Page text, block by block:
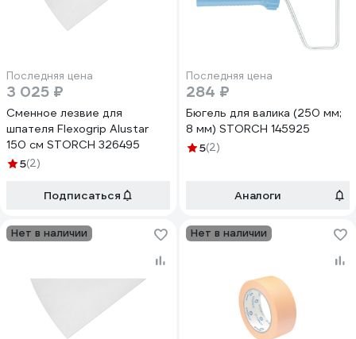
Последняя цена
3 025 ₽
Сменное лезвие для
шпателя Flexogrip Alustar
150 см STORCH 326495
5(2)
Подписаться
Последняя цена
284 ₽
Бюгель для валика (250 мм;
8 мм) STORCH 145925
5(2)
Аналоги
Нет в наличии Нет в наличии